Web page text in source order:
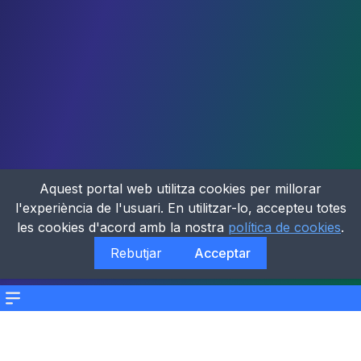
Menu
Aquest portal web utilitza cookies per millorar
l'experiència de l'usuari. En utilitzar-lo, accepteu totes
les cookies d'acord amb la nostra política de cookies.
Rebutjar
Acceptar